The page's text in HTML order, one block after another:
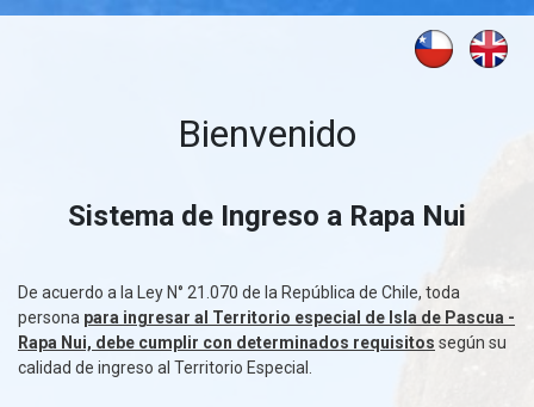
Bienvenido
Sistema de Ingreso a Rapa Nui
De acuerdo a la Ley N° 21.070 de la República de Chile, toda
persona para ingresar al Territorio especial de Isla de Pascua -
Rapa Nui, debe cumplir con determinados requisitos según su
calidad de ingreso al Territorio Especial.